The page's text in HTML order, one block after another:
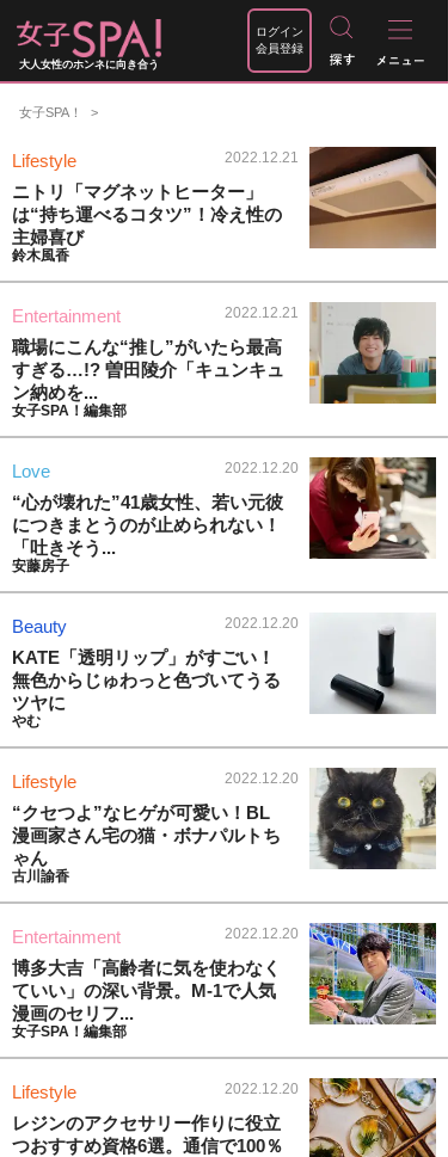
大人女性のホンネに向き合う
ログイン
会員登録
女子SPA！
Lifestyle 2022.12.21
ニトリ「マグネットヒーター」
は“持ち運べるコタツ”！冷え性の
主婦喜び
鈴木風香
Entertainment 2022.12.21
職場にこんな“推し”がいたら最高
すぎる…!? 曽田陵介「キュンキュ
ン納めを...
女子SPA！編集部
Love 2022.12.20
“心が壊れた”41歳女性、若い元彼
につきまとうのが止められない！
「吐きそう...
安藤房子
Beauty 2022.12.20
KATE「透明リップ」がすごい！
無色からじゅわっと色づいてうる
ツヤに
やむ
Lifestyle 2022.12.20
“クセつよ”なヒゲが可愛い！BL
漫画家さん宅の猫・ボナパルトち
ゃん
古川諭香
Entertainment 2022.12.20
博多大吉「高齢者に気を使わなく
ていい」の深い背景。M-1で人気
漫画のセリフ...
女子SPA！編集部
Lifestyle 2022.12.20
レジンのアクセサリー作りに役立
つおすすめ資格6選。通信で100％